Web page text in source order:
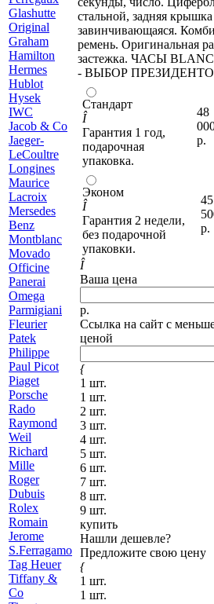
Glashutte
Original
Graham
Hamilton
Hermes
Hublot
Hysek
IWC
Jacob & Co
Jaeger-
LeCoultre
Longines
Maurice
Lacroix
Mersedes
Benz
Montblanc
Movado
Officine
Panerai
Omega
Parmigiani
Fleurier
Patek
Philippe
Paul Picot
Piaget
Porsche
Rado
Raymond
Weil
Richard
Mille
Roger
Dubuis
Rolex
Romain
Jerome
S.Ferragamo
Tag Heuer
Tiffany &
Co
стальной, задняя крышка
завинчивающаяся.
ремень. Оригинальная
застежка. ЧАСЫ
- ВЫБОР
Стандарт
Î
Гарантия 1 год,
подарочная
упаковка.
48
р.
Эконом
Î
Гарантия 2 недели,
без подарочной
упаковки.
45
р.
Î
Ваша цена
р.
Ссылка на сайт с
ценой
{
1 шт.
1 шт.
2 шт.
3 шт.
4 шт.
5 шт.
6 шт.
7 шт.
8 шт.
9 шт.
купить
Нашли дешевле?
Предложите свою цену
{
1 шт.
1 шт.